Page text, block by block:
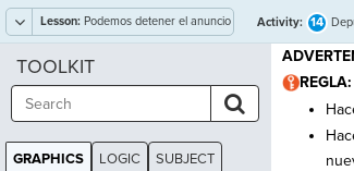
Lesson: Podemos detener el anuncio
Activity: 14
TOOLKIT
GRAPHICS LOGIC SUBJECT